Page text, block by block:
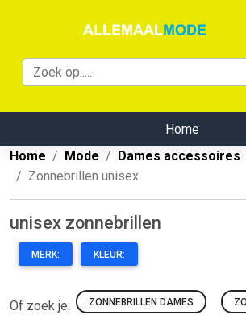
Home
Home
Mode
Dames accessoires
Zonnebrillen unisex
unisex zonnebrillen
MERK: KLEUR:
Of zoek je: ZONNEBRILLEN DAMES